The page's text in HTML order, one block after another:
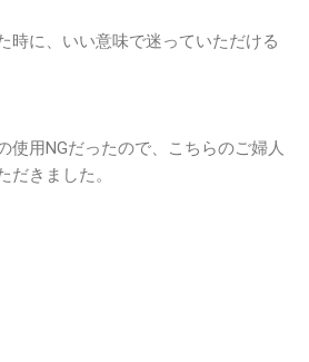
時に、いい意味で迷っていただける
使用NGだったので、こちらのご婦人
だきました。